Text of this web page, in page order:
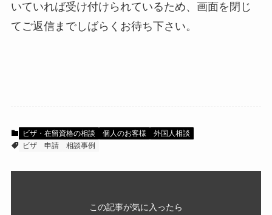
いていれば受け付けられているため、画面を閉じ
てご返信までしばらくお待ち下さい。
ビザ・在留資格の相談 個人のお客様
外国人相談
ビザ
申請 相談事例
この記事が気に入ったら